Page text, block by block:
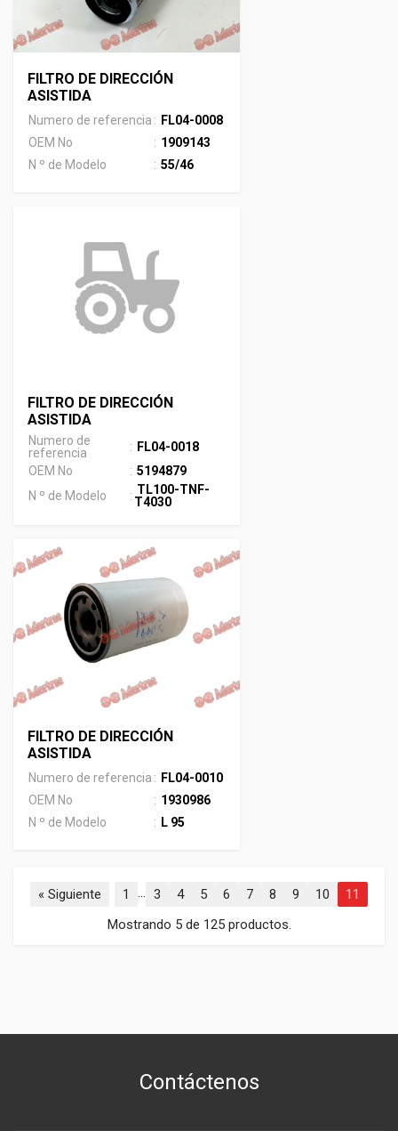
FILTRO DE DIRECCIÓN
ASISTIDA
Numero de referencia : FL04-0008
OEM No
: 1909143
N º de Modelo
: 55/46
FILTRO DE DIRECCIÓN
ASISTIDA
Numero de
referencia
: FL04-0018
OEM No
: 5194879
N º de Modelo
: TL100-TNF-
T4030
FILTRO DE DIRECCIÓN
ASISTIDA
Numero de referencia : FL04-0010
OEM No
: 1930986
N º de Modelo
: L 95
« Siguiente 1 ... 3 4 5 6 7 8 9 10
11
Mostrando 5 de 125 productos.
Contáctenos